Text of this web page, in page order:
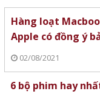
Hàng loạt
Apple có đồng ý
02/08/2021
6 bộ phim hay